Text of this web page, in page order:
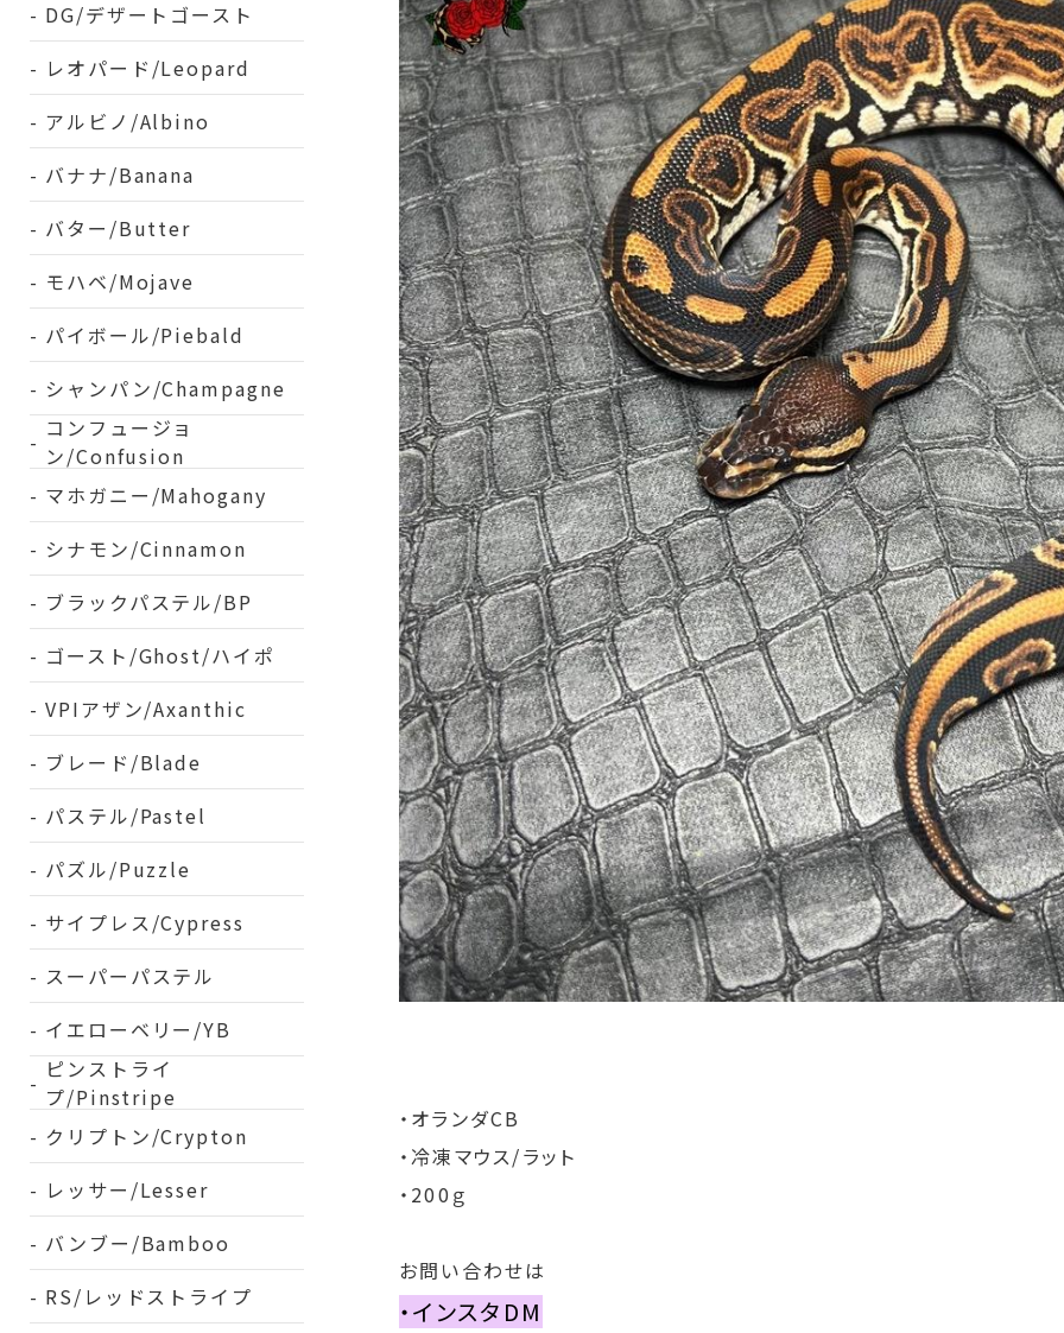
DG/デザートゴースト
レオパード/Leopard
アルビノ/Albino
バナナ/Banana
バター/Butter
モハベ/Mojave
パイボール/Piebald
シャンパン/Champagne
コンフュージョ
ン/Confusion
マホガニー/Mahogany
シナモン/Cinnamon
ブラックパステル/BP
ゴースト/Ghost/ハイポ
VPIアザン/Axanthic
ブレード/Blade
パステル/Pastel
パズル/Puzzle
サイプレス/Cypress
スーパーパステル
イエローベリー/YB
ピンストライ
プ/Pinstripe
クリプトン/Crypton
レッサー/Lesser
バンブー/Bamboo
RS/レッドストライプ
・オランダCB
・冷凍マウス/ラット
・200ｇ
お問い合わせは
・インスタDM